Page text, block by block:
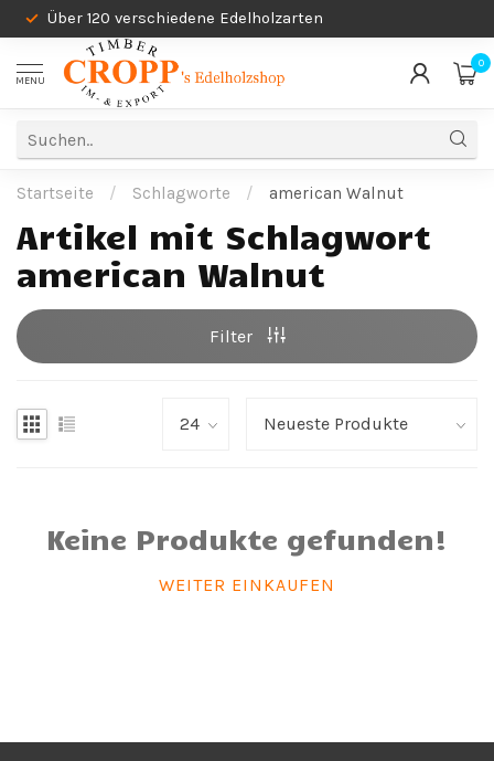
Über 120 verschiedene Edelholzarten
MENU
0
Startseite / Schlagworte / american Walnut
Artikel mit Schlagwort
american Walnut
Filter
Keine Produkte gefunden!
WEITER EINKAUFEN